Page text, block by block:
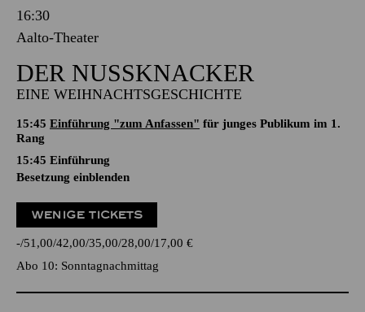
16:30
Aalto-Theater
DER NUSSKNACKER
EINE WEIHNACHTSGESCHICHTE
15:45 Einführung "zum Anfassen" für junges Publikum im 1.
Rang
15:45 Einführung
Besetzung einblenden
WENIGE TICKETS
- 51,00 42,00 35,00 28,00 17,00 €
Abo 10: Sonntagnachmittag